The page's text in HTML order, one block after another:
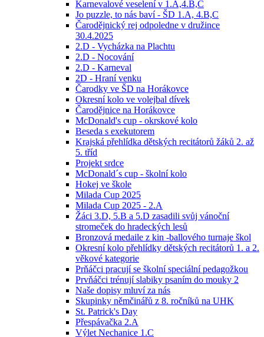
Karnevalové veselení v 1.A,4.B,C
Jo puzzle, to nás baví - ŠD 1.A, 4.B,C
Čarodějnický rej odpoledne v družince
30.4.2025
2.D - Vycházka na Plachtu
2.D - Nocování
2.D - Karneval
2D - Hraní venku
Čarodky ve ŠD na Horákovce
Okresní kolo ve volejbal dívek
Čarodějnice na Horákovce
McDonald's cup - okrskové kolo
Beseda s exekutorem
Krajská přehlídka dětských recitátorů žáků 2. až
5. tříd
Projekt srdce
McDonald´s cup - školní kolo
Hokej ve škole
Milada Cup 2025
Milada Cup 2025 - 2.A
Žáci 3.D, 5.B a 5.D zasadili svůj vánoční
stromeček do hradeckých lesů
Bronzová medaile z kin -ballového turnaje škol
Okresní kolo přehlídky dětských recitátorů 1. a 2.
věkové kategorie
Prňáčci pracují se školní speciální pedagožkou
Prvňáčci trénují slabiky psaním do mouky 2
Naše dopisy mluví za nás
Skupinky němčinářů z 8. ročníků na UHK
St. Patrick's Day
Přespávačka 2.A
Výlet Nechanice 1.C